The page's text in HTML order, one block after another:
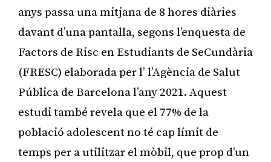
anys passa una mitjana de 8 hores diàries
davant d’una pantalla, segons l’enquesta de
Factors de Risc en Estudiants de SeCundària
(FRESC) elaborada per l’ l’Agència de Salut
Pública de Barcelona l’any 2021. Aquest
estudi també revela que el 77% de la
població adolescent no té cap límit de
temps per a utilitzar el mòbil, que prop d’un